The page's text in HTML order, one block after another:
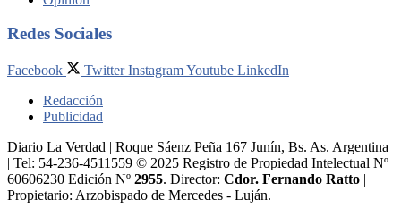
Redes Sociales
Facebook Twitter InstagramYoutube LinkedIn
Redacción
Publicidad
Diario La Verdad | Roque Sáenz Peña 167 Junín, Bs. As. Argentina
| Tel: 54-236-4511559 © 2025 Registro de Propiedad Intelectual Nº
60606230 Edición Nº 2955. Director:​ Cdor. Fernando Ratto |
Propietario:​ Arzobispado de Mercedes - Luján.